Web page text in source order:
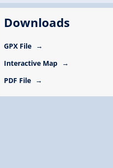
Downloads
GPX File
Interactive Map
PDF File